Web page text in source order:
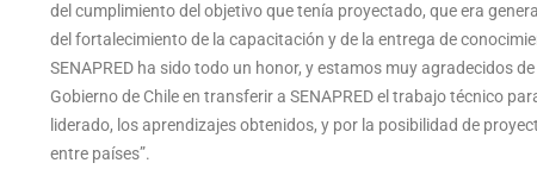
del cumplimiento del objetivo que tenía proyectado, que era
del fortalecimiento de la capacitación y de la entrega de
SENAPRED ha sido todo un honor, y estamos muy agradecidos
Gobierno de Chile en transferir a SENAPRED el trabajo técnico
liderado, los aprendizajes obtenidos, y por la posibilidad de
entre países”.